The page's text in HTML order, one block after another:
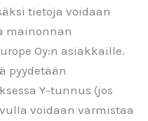
tietoja voidaan
mainonnan
Oy:n asiakkaille.
pyydetään
Y-tunnus (jos
voidaan varmistaa